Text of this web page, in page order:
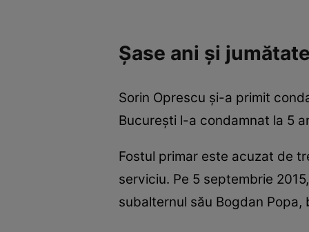
Șase ani și
Sorin Oprescu și-a primit
București l-a condamnat la 5
Fostul primar este acuzat de
serviciu. Pe 5 septembrie
subalternul său Bogdan